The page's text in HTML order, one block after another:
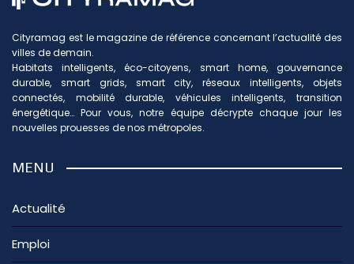
Cityramag est le magazine de référence concernant l’actualité des
villes de demain.
Habitats intelligents, éco-citoyens, smart home, gouvernance
durable, smart grids, smart city, réseaux intelligents, objets
connectés, mobilité durable, véhicules intelligents, transition
énergétique… Pour vous, notre équipe décrypte chaque jour les
nouvelles prouesses de nos métropoles.
MENU
Actualité
Emploi